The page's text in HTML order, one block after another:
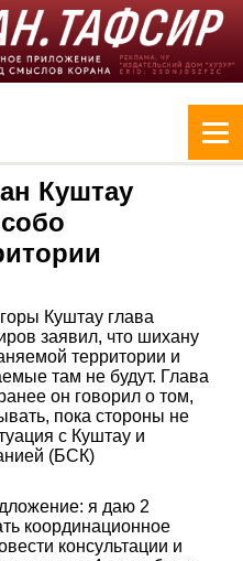
Куштау
Куштау глава
заявил, что шихану
территории и
там не будут. Глава
он говорил о том,
пока стороны не
с Куштау и
(БСК)
я даю 2
координационное
консультации и